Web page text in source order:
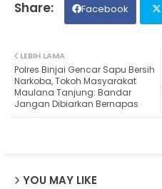
Facebook
ter
LEBIH LAMA
Polres Binjai Gencar Sapu Bersih
Narkoba, Tokoh Masyarakat
Maulana Tanjung: Bandar
Jangan Dibiarkan Bernapas
YOU MAY LIKE